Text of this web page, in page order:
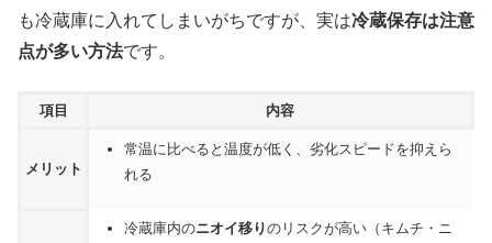
も冷蔵庫に入れてしまいがちですが、実は冷蔵保存は注意
点が多い方法です。
項目 内容
メリット
常温に比べると温度が低く、劣化スピードを抑えら
れる
冷蔵庫内のニオイ移りのリスクが高い（キムチ・ニ